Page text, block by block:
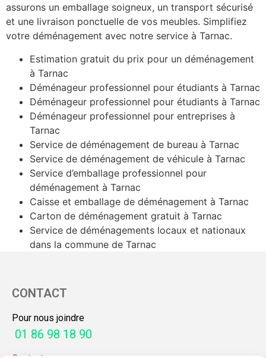
assurons un emballage soigneux, un transport sécurisé
et une livraison ponctuelle de vos meubles. Simplifiez
votre déménagement avec notre service à Tarnac.
Estimation gratuit du prix pour un déménagement
à Tarnac
Déménageur professionnel pour étudiants à Tarnac
Déménageur professionnel pour étudiants à Tarnac
Déménageur professionnel pour entreprises à
Tarnac
Service de déménagement de bureau à Tarnac
Service de déménagement de véhicule à Tarnac
Service d’emballage professionnel pour
déménagement à Tarnac
Caisse et emballage de déménagement à Tarnac
Carton de déménagement gratuit à Tarnac
Service de déménagements locaux et nationaux
dans la commune de Tarnac
CONTACT
Pour nous joindre
01 86 98 18 90